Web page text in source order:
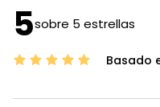
5sobre 5 estrellas
Basado